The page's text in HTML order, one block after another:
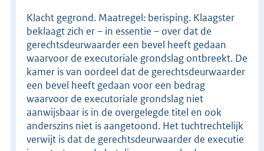
Klacht gegrond. Maatregel: berisping. Klaagster
beklaagt zich er – in essentie – over dat de
gerechtsdeurwaarder een bevel heeft gedaan
waarvoor de executoriale grondslag ontbreekt. De
kamer is van oordeel dat de gerechtsdeurwaarder
een bevel heeft gedaan voor een bedrag
waarvoor de executoriale grondslag niet
aanwijsbaar is in de overgelegde titel en ook
anderszins niet is aangetoond. Het tuchtrechtelijk
verwijt is dat de gerechtsdeurwaarder de executie